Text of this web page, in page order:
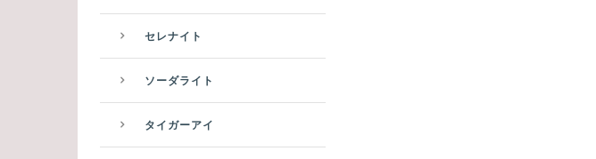
セレナイト
ソーダライト
タイガーアイ